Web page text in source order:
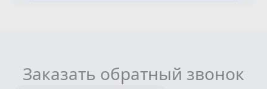
Заказать обратный звонок